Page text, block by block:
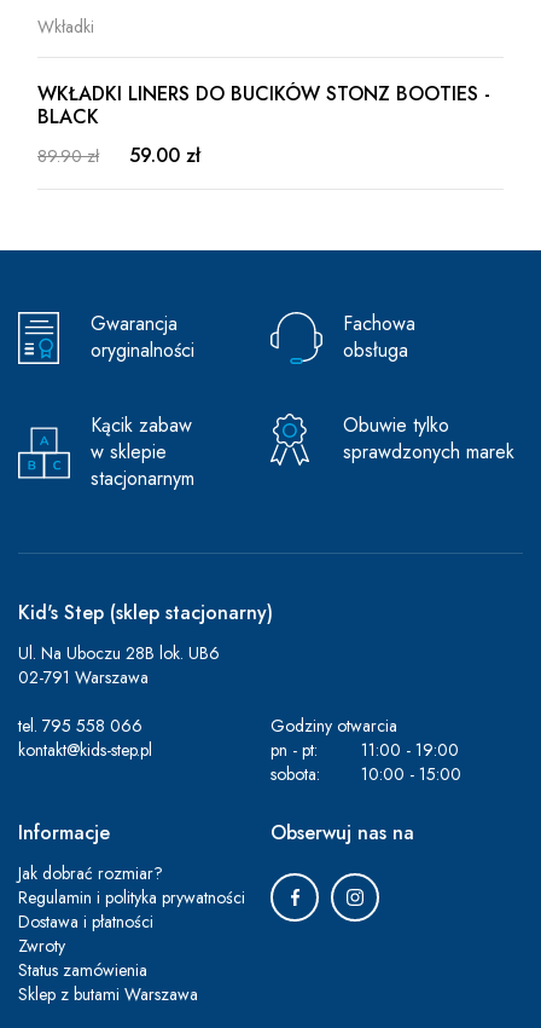
Wkładki
WKŁADKI LINERS DO BUCIKÓW STONZ BOOTIES -
BLACK
89.90 zł 59.00 zł
Gwarancja
oryginalności
Fachowa
obsługa
Kącik zabaw
w sklepie
stacjonarnym
Obuwie tylko
sprawdzonych marek
Kid's Step (sklep stacjonarny)
Ul. Na Uboczu 28B lok. UB6
02-791 Warszawa
tel. 795 558 066
kontakt@kids-step.pl
Godziny otwarcia
pn - pt:
11:00 - 19:00
sobota:
10:00 - 15:00
Informacje
Jak dobrać rozmiar?
Regulamin i polityka prywatności
Dostawa i płatności
Zwroty
Status zamówienia
Sklep z butami Warszawa
Obserwuj nas na